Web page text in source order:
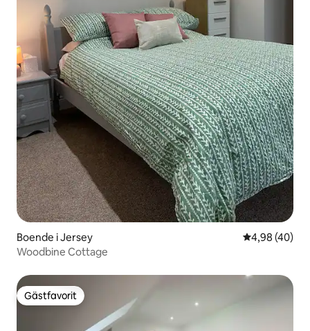
Boende i Jersey 4,98 av 5 i
4,98 (40)
Woodbine Cottage
Gästfavorit
Gästfavorit